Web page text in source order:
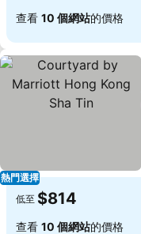
查看 10 個網站的價格
熱門選擇
低至 $814
查看 10 個網站的價格